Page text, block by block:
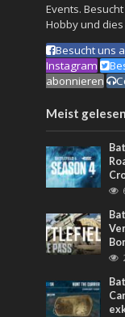
Events.
Hobby und
Besucht uns
Instagram
abonnieren
Meist